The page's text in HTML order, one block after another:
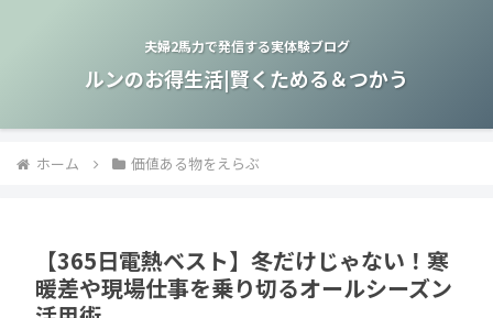
夫婦2馬力で発信する実体験ブログ
ルンのお得生活|賢くためる＆つかう
ホーム 価値ある物をえらぶ
【365日電熱ベスト】冬だけじゃない！寒
暖差や現場仕事を乗り切るオールシーズン